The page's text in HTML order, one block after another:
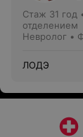
Стаж 31 год
отделением
Невролог •
ЛОДЭ